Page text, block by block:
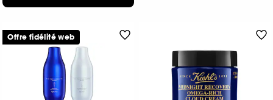
Offre fidélité web